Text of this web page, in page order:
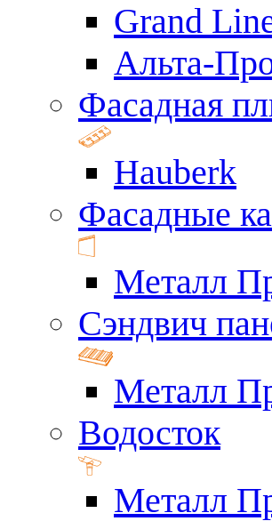
Grand
Альта-
Фасадная
Hauberk
Фасадные
Металл
Сэндвич
Металл
Водосток
Металл